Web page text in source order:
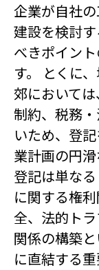
企業が自社
建設を検討
べきポイン
す。 とくに
郊において
制約、税務
いため、登
業計画の円滑
登記は単な
に関する権
全、法的ト
関係の構築
に直結する重